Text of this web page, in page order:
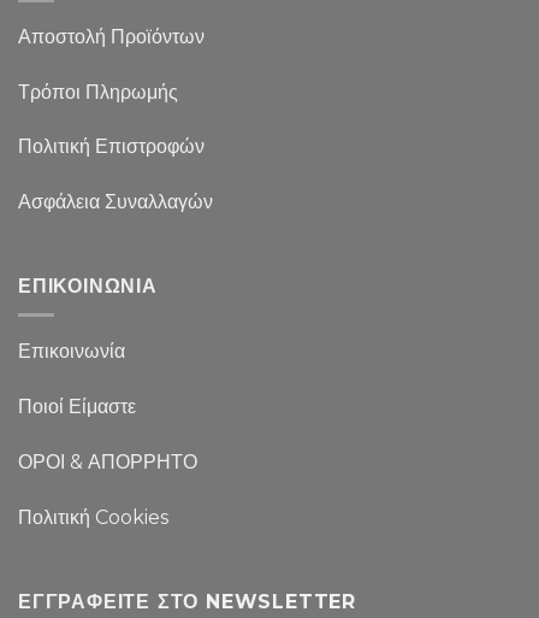
Αποστολή Προϊόντων
Τρόποι Πληρωμής
Πολιτική Επιστροφών
Ασφάλεια Συναλλαγών
ΕΠΙΚΟΙΝΩΝΙΑ
Επικοινωνία
Ποιοί Είμαστε
ΟΡΟΙ & ΑΠΟΡΡΗΤΟ
Πολιτική Cookies
ΕΓΓΡΑΦΕΊΤΕ ΣΤΟ NEWSLETTER